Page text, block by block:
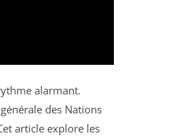
alarmant.
des Nations
article explore les